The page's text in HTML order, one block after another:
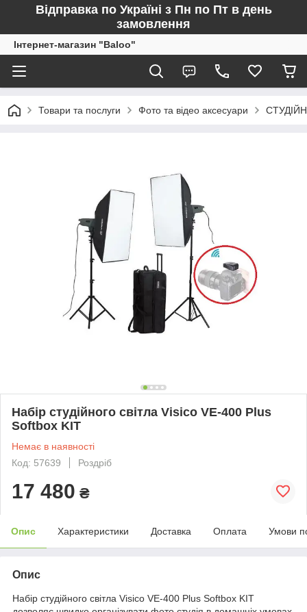
Відправка по Україні з Пн по Пт в день
замовлення
Інтернет-магазин "Baloo"
Товари та послуги Фото та відео аксесуари
Набір студійного світла Visico VE-400 Plus
Softbox KIT
Немає в наявності
Код: 57639
Роздріб
17 480 ₴
Опис Характеристики Доставка Оплата Умови
Опис
Набір студійного світла Visico VE-400 Plus Softbox KIT